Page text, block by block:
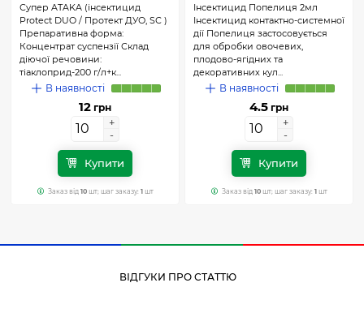
Супер ATAKA (інсектицид
Protect DUO / Протект ДУО, SС )
Препаративна форма:
Концентрат суспензії Склад
діючої речовини:
тіаклоприд-200 г/л+к...
В наявності
12 грн
+
-
+
-
Купити
Заказ від 10шт; шаг заказу: 1шт
Інсектицид Попелиця 2мл
Інсектицид контактно-системної
дії Попелиця застосовується
для обробки овочевих,
плодово-ягідних та
декоративних кул...
В наявності
4.5 грн
+
-
+
-
Купити
Заказ від 10шт; шаг заказу: 1шт
ВІДГУКИ ПРО СТАТТЮ